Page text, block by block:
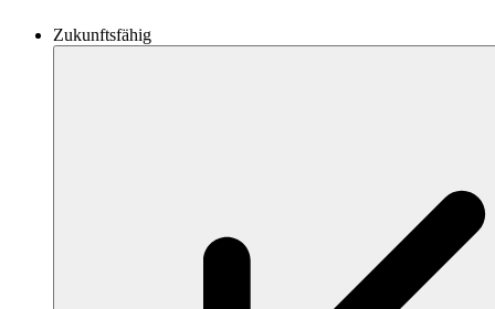
Zukunftsfähig